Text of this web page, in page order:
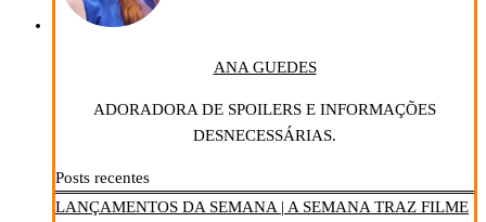
ANA GUEDES
ADORADORA DE SPOILERS E INFORMAÇÕES
DESNECESSÁRIAS.
Posts recentes
LANÇAMENTOS DA SEMANA | A SEMANA TRAZ FILME